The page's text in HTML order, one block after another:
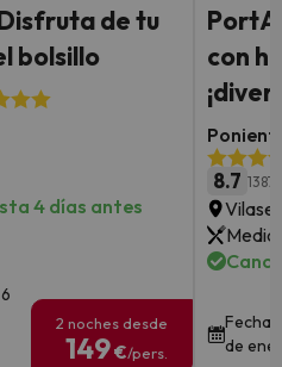
Disfruta de tu
bolsillo
4 días antes
2 noches desde
149€/pers.
con
8.7 1387
Media
de